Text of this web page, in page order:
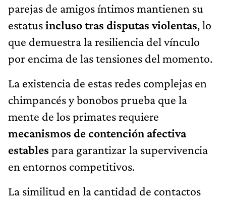
parejas de amigos íntimos mantienen su
estatusincluso tras disputas violentas, lo
que demuestra la resiliencia del vínculo
por encima de las tensiones del momento.
La existencia de estas redes complejas en
chimpancés y bonobos prueba que la
mente de los primates requiere
mecanismos de contención afectiva
estables para garantizar la supervivencia
en entornos competitivos.
La similitud en la cantidad de contactos